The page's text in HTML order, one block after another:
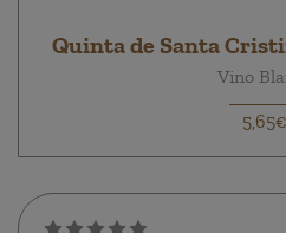
Quinta de Santa
Vino
5,65€